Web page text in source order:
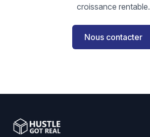
croissance rentable.
Nous contacter